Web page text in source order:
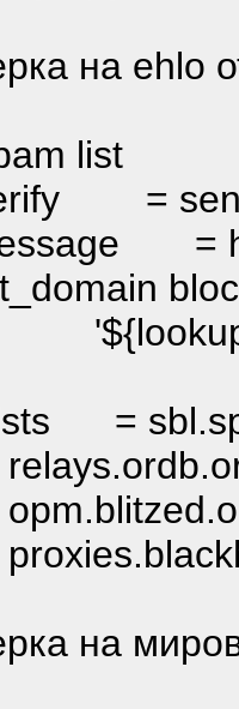
на ehlo
list
=
=
=
на